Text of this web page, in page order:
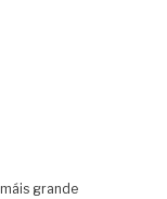
grande